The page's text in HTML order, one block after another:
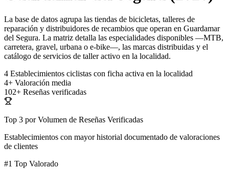
La base de datos agrupa las tiendas de bicicletas, talleres de
reparación y distribuidores de recambios que operan en Guardamar
del Segura. La matriz detalla las especialidades disponibles —MTB,
carretera, gravel, urbana o e-bike—, las marcas distribuidas y el
catálogo de servicios de taller activo en la localidad.
4 Establecimientos ciclistas con ficha activa en la localidad
4+ Valoración media
102+ Reseñas verificadas
Top 3 por Volumen de Reseñas Verificadas
Establecimientos con mayor historial documentado de valoraciones
de clientes
#1 Top Valorado